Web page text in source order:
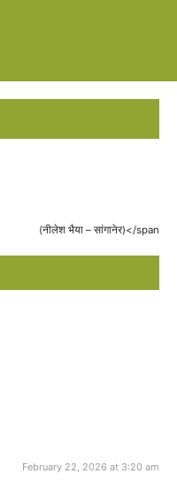
(नीलेश भैया – सांगानेर)</span
February 22, 2026 at 3:20 am